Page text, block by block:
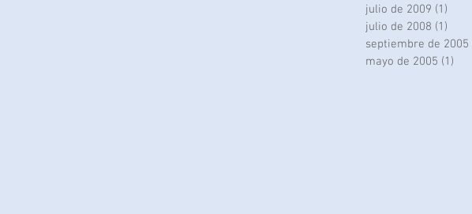
julio de 2009 (1)
julio de 2008 (1)
septiembre de 2005
mayo de 2005 (1)